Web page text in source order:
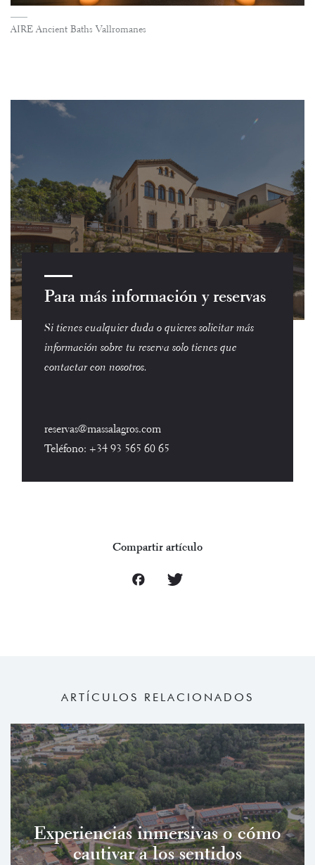
AIRE Ancient Baths Vallromanes
Para más información y reservas
Si tienes cualquier duda o quieres solicitar más
información sobre tu reserva solo tienes que
contactar con nosotros.
reservas@massalagros.com
Teléfono: +34 93 565 60 65
Compartir artículo
ARTÍCULOS RELACIONADOS
Experiencias inmersivas o cómo
cautivar a los sentidos